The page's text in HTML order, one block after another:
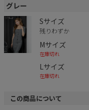
グレー
Sサイズ
残りわずか
Mサイズ
在庫切れ
Lサイズ
在庫切れ
この商品について